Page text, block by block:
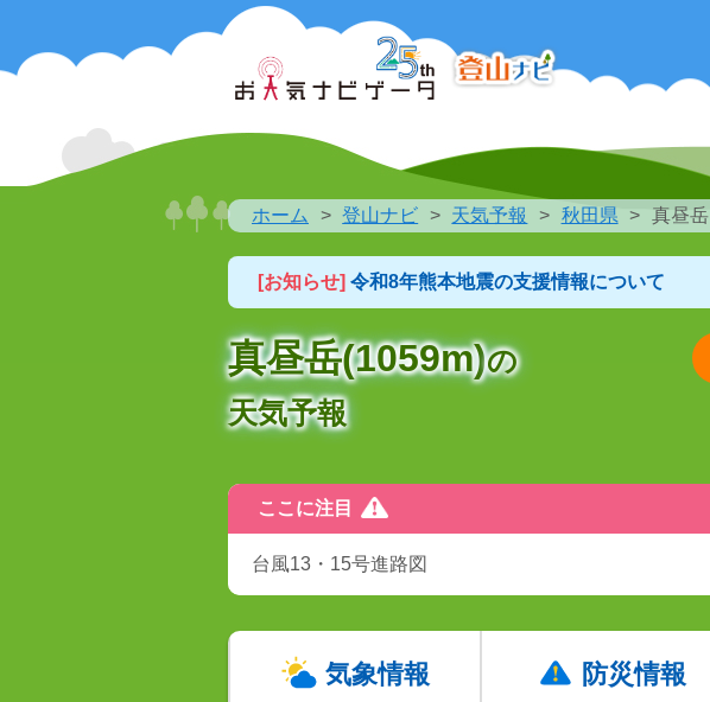
ホーム 登山ナビ 天気予報 秋田県 真昼岳
[お知らせ] 令和8年熊本地震の支援情報について
真昼岳(1059m)の
天気予報
ここに注目
台風13・15号進路図
気象情報 防災情報